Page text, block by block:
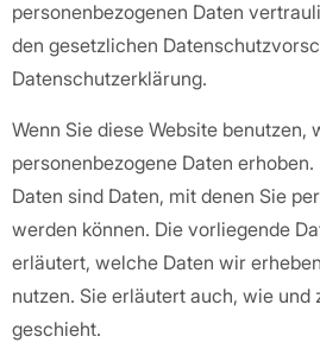
personenbezogenen Daten
den gesetzlichen
Datenschutzerklärung.
Wenn Sie diese Website benutzen,
personenbezogene Daten
Daten sind Daten, mit denen Sie
werden können. Die vorliegende
erläutert, welche Daten wir
nutzen. Sie erläutert auch, wie
geschieht.